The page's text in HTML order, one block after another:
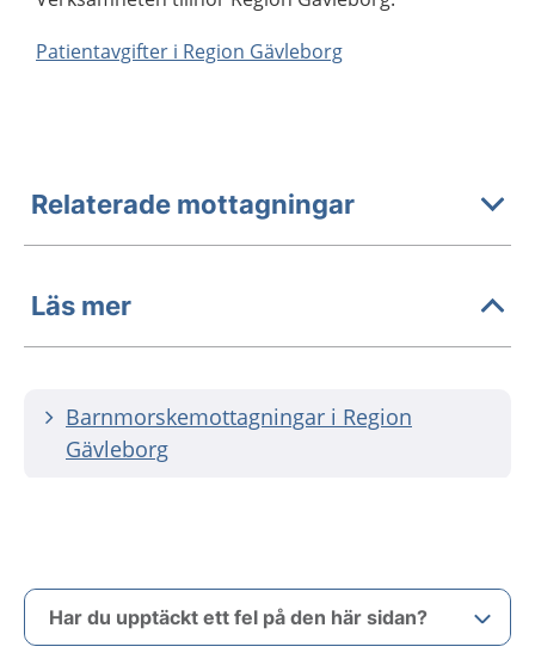
Patientavgifter i Region Gävleborg
Relaterade mottagningar
Läs mer
Barnmorskemottagningar i Region
Gävleborg
Har du upptäckt ett fel på den här sidan?